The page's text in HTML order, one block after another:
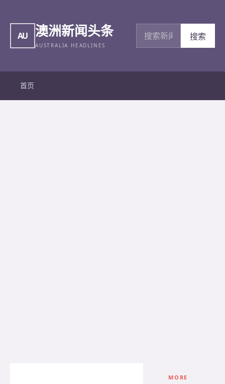
AU 澳洲新闻头条
AUSTRALIA HEADLINES
搜索新闻
搜索
首页
MORE